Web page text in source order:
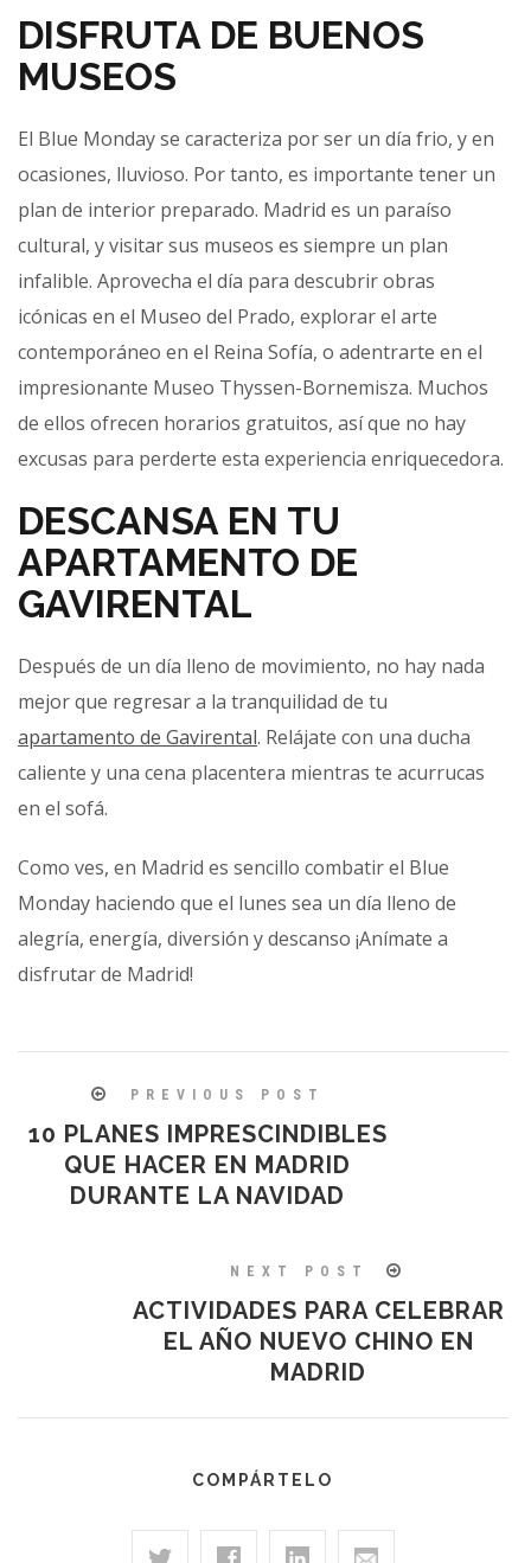
DISFRUTA DE BUENOS
MUSEOS
El Blue Monday se caracteriza por ser un día frio, y en
ocasiones, lluvioso. Por tanto, es importante tener un
plan de interior preparado. Madrid es un paraíso
cultural, y visitar sus museos es siempre un plan
infalible. Aprovecha el día para descubrir obras
icónicas en el Museo del Prado, explorar el arte
contemporáneo en el Reina Sofía, o adentrarte en el
impresionante Museo Thyssen-Bornemisza. Muchos
de ellos ofrecen horarios gratuitos, así que no hay
excusas para perderte esta experiencia enriquecedora.
DESCANSA EN TU
APARTAMENTO DE
GAVIRENTAL
Después de un día lleno de movimiento, no hay nada
mejor que regresar a la tranquilidad de tu
apartamento de Gavirental. Relájate con una ducha
caliente y una cena placentera mientras te acurrucas
en el sofá.
Como ves, en Madrid es sencillo combatir el Blue
Monday haciendo que el lunes sea un día lleno de
alegría, energía, diversión y descanso ¡Anímate a
disfrutar de Madrid!
PREVIOUS POST
10 PLANES IMPRESCINDIBLES
QUE HACER EN MADRID
DURANTE LA NAVIDAD
NEXT POST
ACTIVIDADES PARA CELEBRAR
EL AÑO NUEVO CHINO EN
MADRID
COMPÁRTELO